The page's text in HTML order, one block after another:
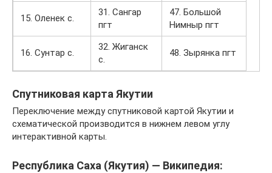
15. Оленек с.
31. Сангар
пгт
47. Большой
Нимныр пгт
16. Сунтар с.
32. Жиганск
с.
48. Зырянка пгт
Спутниковая карта Якутии
Переключение между спутниковой картой Якутии и
схематической производится в нижнем левом углу
интерактивной карты.
Республика Саха (Якутия) — Википедия: